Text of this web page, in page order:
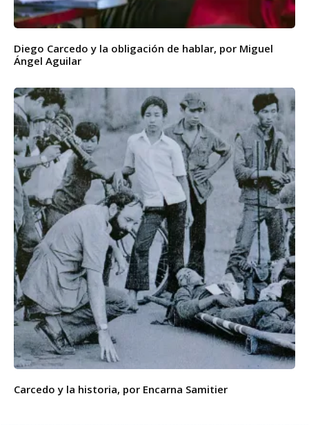
Diego Carcedo y la obligación de hablar, por Miguel
Ángel Aguilar
Carcedo y la historia, por Encarna Samitier